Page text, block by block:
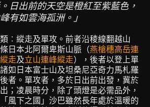
日出前的天空是橙紅至紫藍色，
有如雲海孤洲。」
︰縱走及單攻。前者沿稜線翻越山
日本北阿爾卑斯山脈（燕槍穗高岳連
走及立山連峰縱走），後者以登上單
如日本富士山及坦桑尼亞奇力馬札羅
者。單攻者，多於日出前出發，冀於
；凌晨時分，除了頭燈是必需品外，
風下之國」沙巴雖然長年處於溫暖的